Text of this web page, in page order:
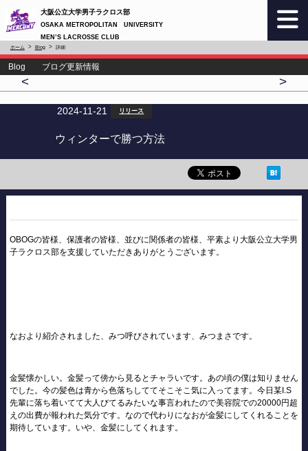
大阪公立大学男子ラクロス部
OSAKA METROPOLITAN UNIVERSITY
MEN’S LACROSSE CLUB
ホーム Blog 詳細
Blog ブログ更新情報
< >
2024-11-21 リリース
ウィンターで勝つ方法
OBOGの皆様、保護者の皆様、並びに関係者の皆様、平素より大阪公立大学男
子ラクロス部を支援していただきありがとうございます。
なおより紹介されました、みつ呼びされています、みつまさです。
金髪懐かしい。金髪って傍から見るとチャラいです。あの頃の僕は知りません
でした。今の髪色は青から色落ちしててそこそこ気に入ってます。今日某I.S
先輩に落ち着いてて大人びてるみたいな事言われたので美容院での20000円超
えの出費が報われた気分です。なので代わりになおが金髪にしてくれることを
期待しています。いや、金髪にしてくれます。